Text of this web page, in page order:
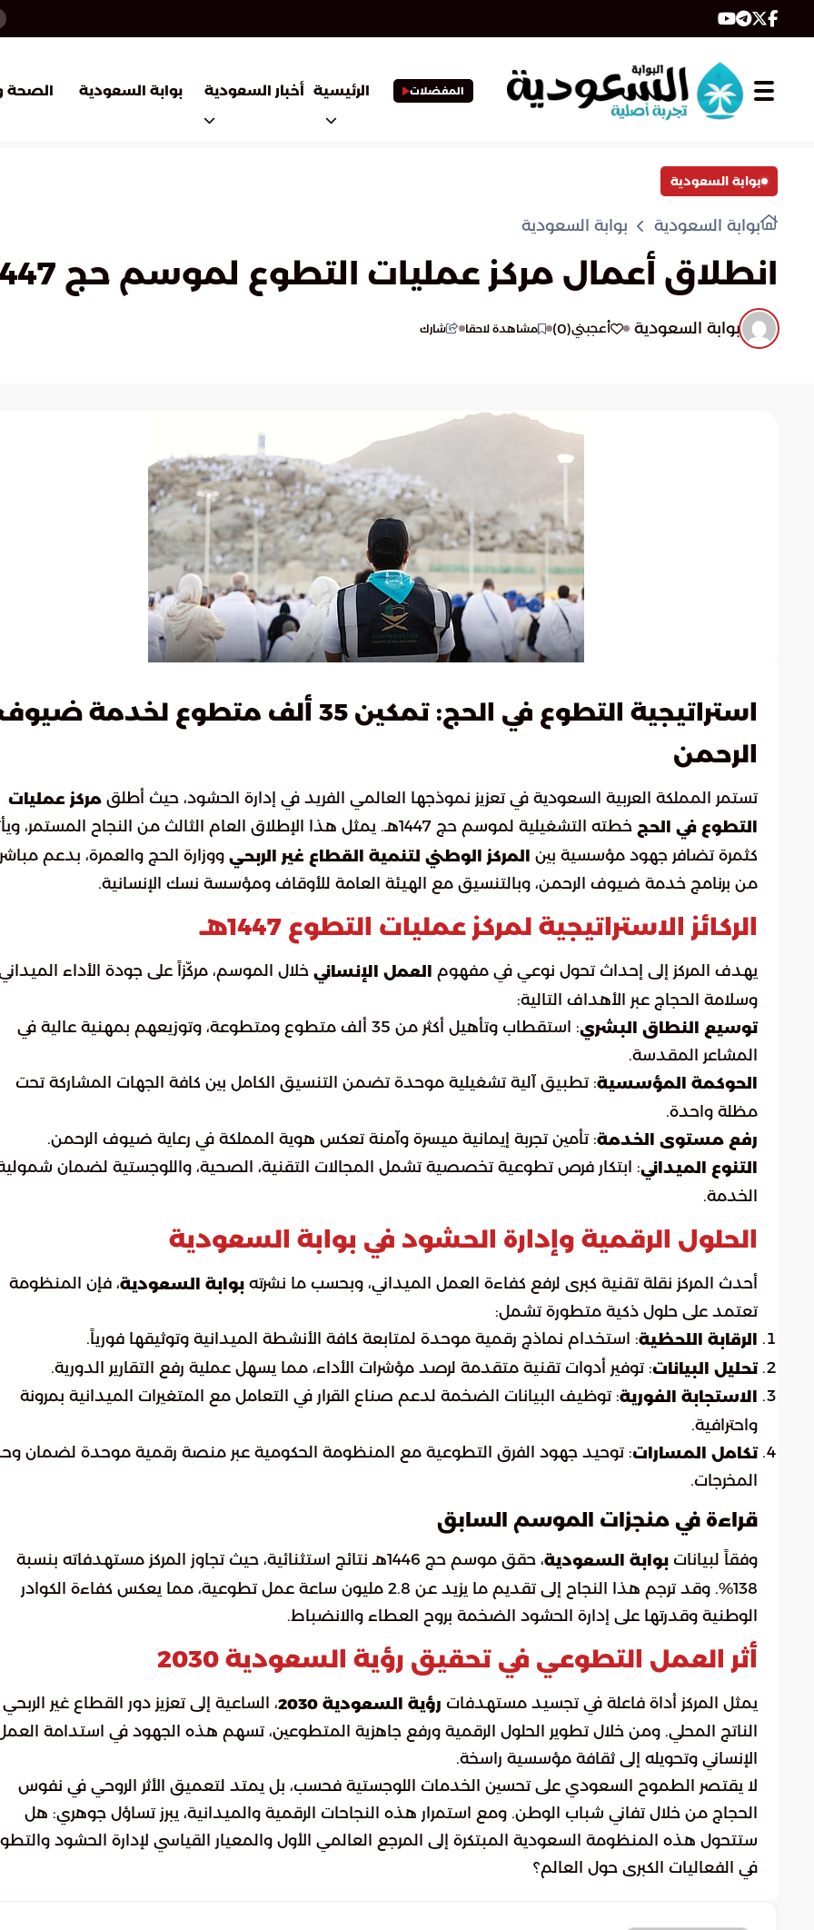
المفضلات الرئيسية أخبار السعودية بوابة السعودية الصحة
بوابة السعودية
بوابة السعودية بوابة السعودية
انطلاق أعمال مركز عمليات التطوع لموسم حج 1447هـ
بوابة السعودية أعجبني(
0
) مشاهدة لاحقا شارك
استراتيجية التطوع في الحج: تمكين 35 ألف متطوع لخدمة
الرحمن
تستمر المملكة العربية السعودية في تعزيز نموذجها العالمي الفريد في إدارة الحشود، حيث أطلق مركز عمليات
التطوع في الحج
خطته التشغيلية لموسم حج 1447هـ. يمثل هذا الإطلاق العام الثالث من النجاح المستمر،
كثمرة تضافر جهود مؤسسية بين
المركز الوطني لتنمية القطاع غير الربحي ووزارة الحج والعمرة، بدعم مباشر
من برنامج خدمة ضيوف الرحمن، وبالتنسيق مع الهيئة العامة للأوقاف ومؤسسة نسك الإنسانية.
الركائز الاستراتيجية لمركز عمليات التطوع 1447هـ
يهدف المركز إلى إحداث تحول نوعي في مفهوم العمل الإنساني خلال الموسم، مركّزاً على جودة الأداء
وسلامة الحجاج عبر الأهداف التالية:
توسيع النطاق البشري
: استقطاب وتأهيل أكثر من 35 ألف متطوع ومتطوعة، وتوزيعهم بمهنية عالية في
المشاعر المقدسة.
الحوكمة المؤسسية: تطبيق آلية تشغيلية موحدة تضمن التنسيق الكامل بين كافة الجهات المشاركة تحت
مظلة واحدة.
رفع مستوى الخدمة: تأمين تجربة إيمانية ميسرة وآمنة تعكس هوية المملكة في رعاية ضيوف الرحمن.
التنوع الميداني: ابتكار فرص تطوعية تخصصية تشمل المجالات التقنية، الصحية، واللوجستية لضمان
الخدمة.
الحلول الرقمية وإدارة الحشود في بوابة السعودية
أحدث المركز نقلة تقنية كبرى لرفع كفاءة العمل الميداني، وبحسب ما نشرته بوابة السعودية، فإن المنظومة
تعتمد على حلول ذكية متطورة تشمل:
الرقابة اللحظية: استخدام نماذج رقمية موحدة لمتابعة كافة الأنشطة الميدانية وتوثيقها فورياً.
تحليل البيانات: توفير أدوات تقنية متقدمة لرصد مؤشرات الأداء، مما يسهل عملية رفع التقارير الدورية.
الاستجابة الفورية: توظيف البيانات الضخمة لدعم صناع القرار في التعامل مع المتغيرات الميدانية بمرونة
واحترافية.
تكامل المسارات: توحيد جهود الفرق التطوعية مع المنظومة الحكومية عبر منصة رقمية موحدة لضمان
المخرجات.
قراءة في منجزات الموسم السابق
وفقاً لبيانات بوابة السعودية
، حقق موسم حج 1446هـ نتائج استثنائية، حيث تجاوز المركز مستهدفاته بنسبة
138%. وقد ترجم هذا النجاح إلى تقديم ما يزيد عن 2.8 مليون ساعة عمل تطوعية، مما يعكس كفاءة الكوادر
الوطنية وقدرتها على إدارة الحشود الضخمة بروح العطاء والانضباط.
أثر العمل التطوعي في تحقيق رؤية السعودية 2030
يمثل المركز أداة فاعلة في تجسيد مستهدفات رؤية السعودية 2030
، الساعية إلى تعزيز دور القطاع غير
الناتج المحلي. ومن خلال تطوير الحلول الرقمية ورفع جاهزية المتطوعين، تسهم هذه الجهود في استدامة
الإنساني وتحويله إلى ثقافة مؤسسية راسخة.
لا يقتصر الطموح السعودي على تحسين الخدمات اللوجستية فحسب، بل يمتد لتعميق الأثر الروحي في نفوس
الحجاج من خلال تفاني شباب الوطن. ومع استمرار هذه النجاحات الرقمية والميدانية، يبرز تساؤل جوهري: هل
ستتحول هذه المنظومة السعودية المبتكرة إلى المرجع العالمي الأول والمعيار القياسي لإدارة الحشود
في الفعاليات الكبرى حول العالم؟